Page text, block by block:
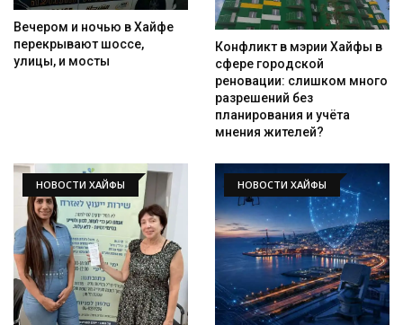
Вечером и ночью в Хайфе
перекрывают шоссе,
улицы, и мосты
Конфликт в мэрии Хайфы в
сфере городской
реновации: слишком много
разрешений без
планирования и учёта
мнения жителей?
НОВОСТИ ХАЙФЫ НОВОСТИ ХАЙФЫ